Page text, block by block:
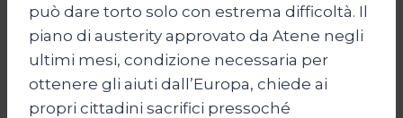
può dare torto solo con estrema difficoltà. Il
piano di austerity approvato da Atene negli
ultimi mesi, condizione necessaria per
ottenere gli aiuti dall’Europa, chiede ai
propri cittadini sacrifici pressoché